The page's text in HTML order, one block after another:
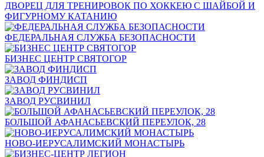
ДВОРЕЦ ДЛЯ ТРЕНИРОВОК ПО ХОККЕЮ С ШАЙБОЙ И
ФИГУРНОМУ КАТАНИЮ
ФЕДЕРАЛЬНАЯ СЛУЖБА БЕЗОПАСНОСТИ
БИЗНЕС ЦЕНТР СВЯТОГОР
ЗАВОД ФИНДИСП
ЗАВОД РУСВИНИЛ
БОЛЬШОЙ АФАНАСЬЕВСКИЙ ПЕРЕУЛОК, 28
НОВО-ИЕРУСАЛИМСКИЙ МОНАСТЫРЬ